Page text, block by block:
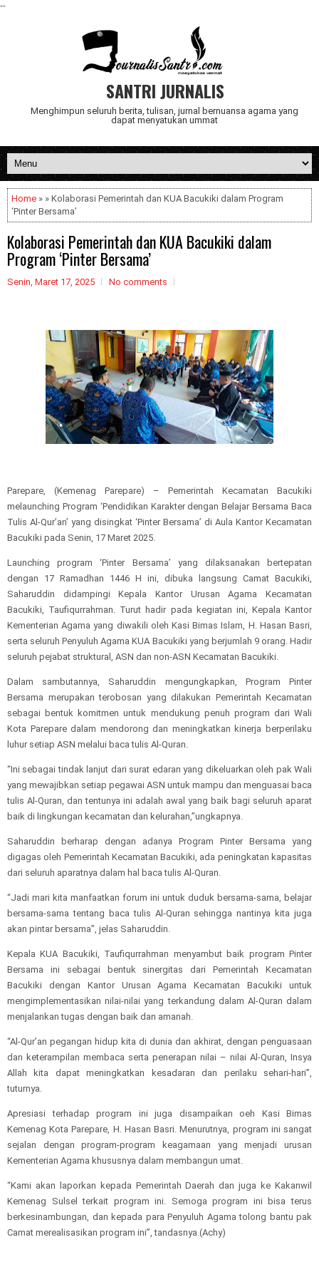
--
SANTRI JURNALIS
Menghimpun seluruh berita, tulisan, jurnal bernuansa agama yang
dapat menyatukan ummat
Home » » Kolaborasi Pemerintah dan KUA Bacukiki dalam Program
‘Pinter Bersama’
Kolaborasi Pemerintah dan KUA Bacukiki dalam
Program ‘Pinter Bersama’
Senin, Maret 17, 2025 No comments
Parepare, (Kemenag Parepare) – Pemerintah Kecamatan Bacukiki
melaunching Program ‘Pendidikan Karakter dengan Belajar Bersama Baca
Tulis Al-Qur’an’ yang disingkat ‘Pinter Bersama’ di Aula Kantor Kecamatan
Bacukiki pada Senin, 17 Maret 2025.
Launching program ‘Pinter Bersama’ yang dilaksanakan bertepatan
dengan 17 Ramadhan 1446 H ini, dibuka langsung Camat Bacukiki,
Saharuddin didampingi Kepala Kantor Urusan Agama Kecamatan
Bacukiki, Taufiqurrahman. Turut hadir pada kegiatan ini, Kepala Kantor
Kementerian Agama yang diwakili oleh Kasi Bimas Islam, H. Hasan Basri,
serta seluruh Penyuluh Agama KUA Bacukiki yang berjumlah 9 orang. Hadir
seluruh pejabat struktural, ASN dan non-ASN Kecamatan Bacukiki.
Dalam sambutannya, Saharuddin mengungkapkan, Program Pinter
Bersama merupakan terobosan yang dilakukan Pemerintah Kecamatan
sebagai bentuk komitmen untuk mendukung penuh program dari Wali
Kota Parepare dalam mendorong dan meningkatkan kinerja berperilaku
luhur setiap ASN melalui baca tulis Al-Quran.
“Ini sebagai tindak lanjut dari surat edaran yang dikeluarkan oleh pak Wali
yang mewajibkan setiap pegawai ASN untuk mampu dan menguasai baca
tulis Al-Quran, dan tentunya ini adalah awal yang baik bagi seluruh aparat
baik di lingkungan kecamatan dan kelurahan,”ungkapnya.
Saharuddin berharap dengan adanya Program Pinter Bersama yang
digagas oleh Pemerintah Kecamatan Bacukiki, ada peningkatan kapasitas
dari seluruh aparatnya dalam hal baca tulis Al-Quran.
“Jadi mari kita manfaatkan forum ini untuk duduk bersama-sama, belajar
bersama-sama tentang baca tulis Al-Quran sehingga nantinya kita juga
akan pintar bersama”, jelas Saharuddin.
Kepala KUA Bacukiki, Taufiqurrahman menyambut baik program Pinter
Bersama ini sebagai bentuk sinergitas dari Pemerintah Kecamatan
Bacukiki dengan Kantor Urusan Agama Kecamatan Bacukiki untuk
mengimplementasikan nilai-nilai yang terkandung dalam Al-Quran dalam
menjalankan tugas dengan baik dan amanah.
“Al-Qur’an pegangan hidup kita di dunia dan akhirat, dengan penguasaan
dan keterampilan membaca serta penerapan nilai – nilai Al-Quran, Insya
Allah kita dapat meningkatkan kesadaran dan perilaku sehari-hari”,
tuturnya.
Apresiasi terhadap program ini juga disampaikan oeh Kasi Bimas
Kemenag Kota Parepare, H. Hasan Basri. Menurutnya, program ini sangat
sejalan dengan program-program keagamaan yang menjadi urusan
Kementerian Agama khususnya dalam membangun umat.
“Kami akan laporkan kepada Pemerintah Daerah dan juga ke Kakanwil
Kemenag Sulsel terkait program ini. Semoga program ini bisa terus
berkesinambungan, dan kepada para Penyuluh Agama tolong bantu pak
Camat merealisasikan program ini”, tandasnya.(Achy)